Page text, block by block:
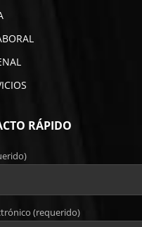
RÁPIDO
(requerido)